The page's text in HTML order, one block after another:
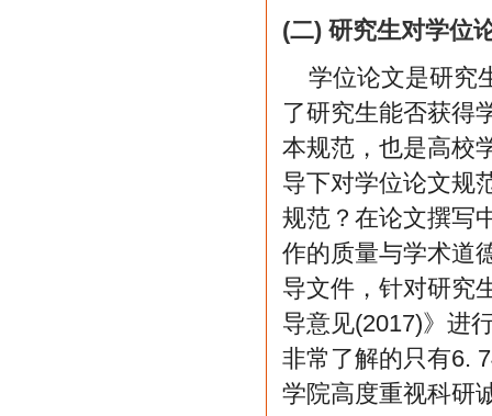
(二) 研究生对学位
学位论文是研究
了研究生能否获得
本规范，也是高校
导下对学位论文规
规范？在论文撰写
作的质量与学术道
导文件，针对研究
导意见(2017)》进
非常了解的只有6.
学院高度重视科研